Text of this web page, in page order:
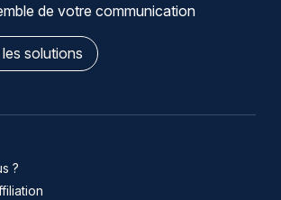
de votre communication
solutions
?